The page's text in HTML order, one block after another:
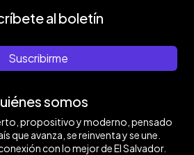
al boletín
Suscribirme
somos
propositivo y moderno, pensado
que avanza, se reinventa y se une.
con lo mejor de El Salvador.